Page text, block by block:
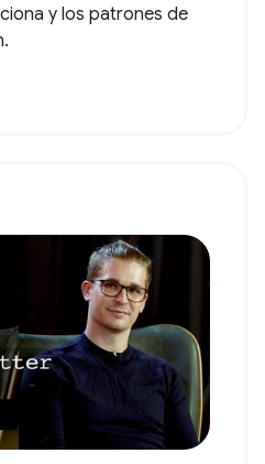
y los patrones de